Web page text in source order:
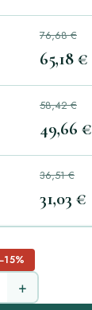
76,68 €
65,18 €
58,42 €
49,66 €
36,51 €
31,03 €
−15%
+